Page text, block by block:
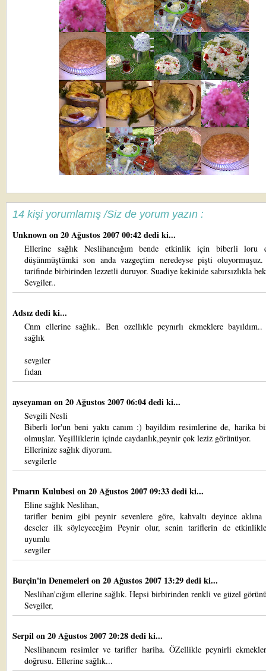
14 kişi yorumlamış /Siz de yorum yazın :
Unknownon 20 Ağustos 2007 00:42 dedi ki...
Ellerine sağlık Neslihancığım bende etkinlik için biberli loru
düşünmüştümki son anda vazgeçtim neredeyse pişti
tarifinde birbirinden lezzetli duruyor. Suadiye kekinide sabırsızlıkla
Sevgiler..
Adsız dedi ki...
Cnm ellerine sağlık.. Ben ozellıkle peynırlı ekmeklere bayıldım..
sağlık
sevgıler
fıdan
ayseyamanon 20 Ağustos 2007 06:04 dedi ki...
Sevgili Nesli
Biberli lor'un beni yaktı canım :) bayildim resimlerine de, harika
olmuşlar. Yeşilliklerin içinde caydanlık,peynir çok leziz görünüyor.
Ellerinize sağlık diyorum.
sevgilerle
Pınarın Kulubesion 20 Ağustos 2007 09:33 dedi ki...
Eline sağlık Neslihan,
tarifler benim gibi peynir sevenlere göre, kahvaltı deyince
deseler ilk söyleyeceğim Peynir olur, senin tariflerin de
uyumlu
sevgiler
Burçin'in Denemelerion 20 Ağustos 2007 13:29 dedi ki...
Neslihan'cığım ellerine sağlık. Hepsi birbirinden renkli ve güzel
Sevgiler,
Serpilon 20 Ağustos 2007 20:28 dedi ki...
Neslihancım resimler ve tarifler hariha. ÖZellikle peynirli
doğrusu. Ellerine sağlık...